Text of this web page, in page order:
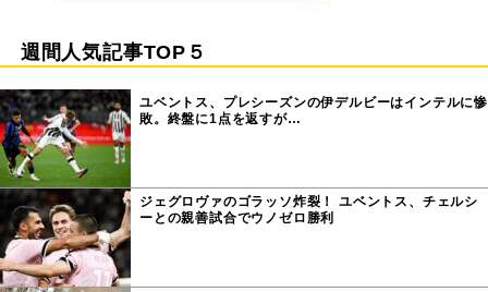
週間人気記事TOP５
ユベントス、プレシーズンの伊デルビーはインテルに惨
敗。終盤に1点を返すが…
ジェグロヴァのゴラッソ炸裂！ ユベントス、チェルシ
ーとの親善試合でウノゼロ勝利